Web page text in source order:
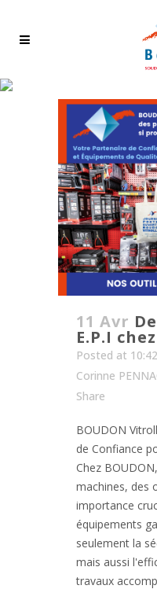
11 Avr
E.P.I
Posted at
Corinne
Share
BOUDON
de Confiance
Chez
machines, des
importance
équipements
seulement la
mais aussi
travaux